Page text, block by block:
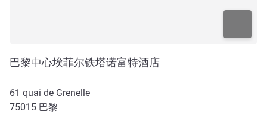
巴黎中心埃菲尔铁塔诺富特酒店
61 quai de Grenelle
75015 巴黎